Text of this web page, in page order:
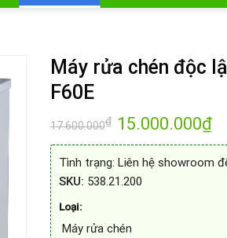
Máy rửa chén độc
F60E
17.600.000₫ Giá
gốc
là:
15.000.000₫Giá
hiện
tại
Tình trạng: Liên hệ showroom
SKU: 538.21.200
Loại:
Máy rửa chén